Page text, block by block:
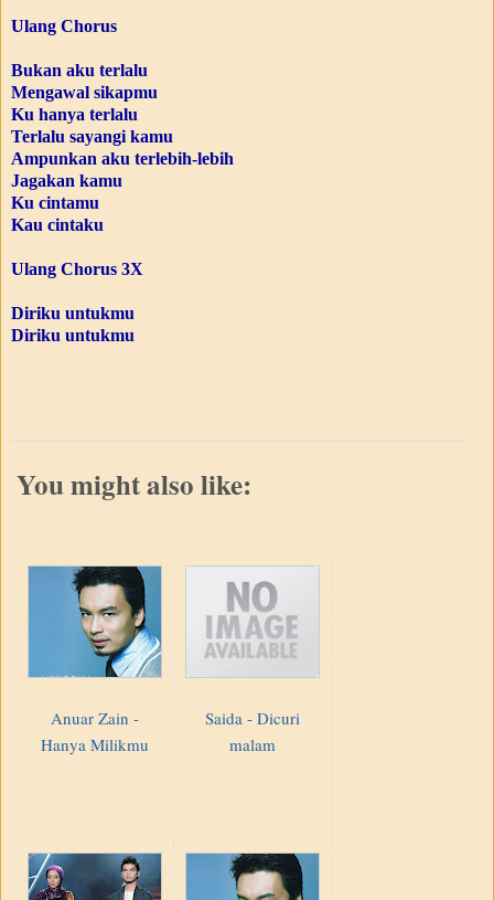
Ulang Chorus
Bukan aku terlalu
Mengawal sikapmu
Ku hanya terlalu
Terlalu sayangi kamu
Ampunkan aku terlebih-lebih
Jagakan kamu
Ku cintamu
Kau cintaku
Ulang Chorus 3X
Diriku untukmu
Diriku untukmu
You might also like:
Anuar Zain -
Hanya Milikmu
Saida - Dicuri
malam